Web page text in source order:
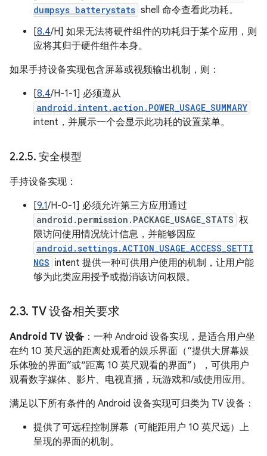
dumpsys batterystats shell 命令查看此功耗。
[8.4/H] 如果无法将硬件组件的功耗归于某个应用，则
应将其归于硬件组件本身。
如果手持设备实现包含屏幕或视频输出机制，则：
[8.4/H-1-1] 必须遵从
android.intent.action.POWER_USAGE_SUMMARY
intent，并展示一个会显示此功耗的设置菜单。
2.2.5. 安全模型
手持设备实现：
[9.1/H-0-1] 必须允许第三方应用通过
android.permission.PACKAGE_USAGE_STATS 权
限访问使用情况统计信息，并能够因应
android.settings.ACTION_USAGE_ACCESS_SETTI
NGS intent 提供一种可供用户使用的机制，让用户能
够为此类应用授予或撤消该访问权限。
2.3. TV 设备相关要求
Android TV 设备 ：一种 Android 设备实现，是适合用户坐
在约 10 英尺远的距离处观看的娱乐界面（“提供大屏幕娱
乐体验的界面”或“距离 10 英尺观看的界面”），可供用户
观看数字媒体、影片、电视直播，玩游戏和/或使用应用。
满足以下所有条件的 Android 设备实现可归类为 TV 设备：
提供了可远程控制屏幕（可能距用户 10 英尺远）上
呈现的界面的机制。